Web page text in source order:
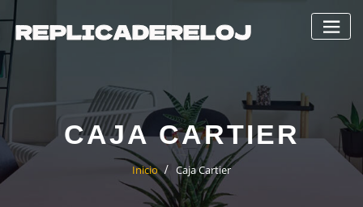
al
contenido
CAJA CARTIER
Inicio Caja Cartier